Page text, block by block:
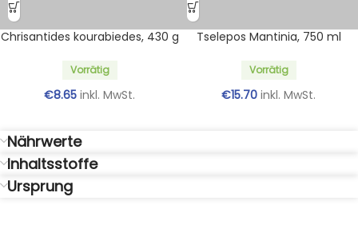
Chrisantides kourabiedes, 430 g
Vorrätig
€8.65 inkl. MwSt.
Tselepos Mantinia, 750 ml
Vorrätig
€15.70 inkl. MwSt.
Nährwerte
Inhaltsstoffe
Ursprung